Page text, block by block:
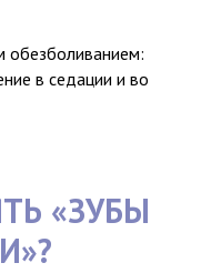
обезболиванием:
в седации и во
«ЗУБЫ